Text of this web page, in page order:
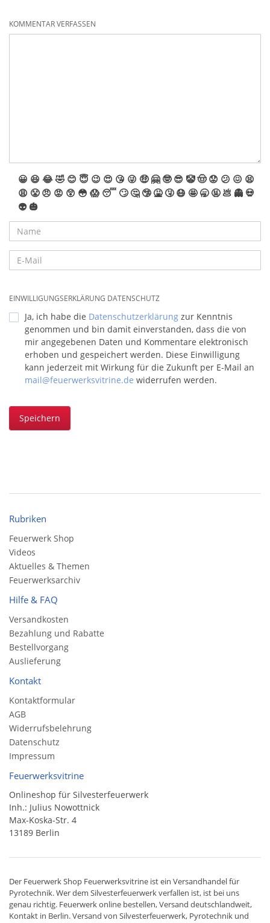
KOMMENTAR VERFASSEN
😀 😆 😂🤣 😊 😇 😉 😍 😘 😜 🤑 🤗 🤓 😎 🤡🤠 😟 😕 😖 😫
😩 😤 😠 😡 😲 😳 😱 😴 🙄 🤔 🤥 🤮 🤧 😷 🤩 🥱 🤬 💩 👻 💀
👽 🎃
EINWILLIGUNGSERKLÄRUNG DATENSCHUTZ
Ja, ich habe die Datenschutzerklärung zur Kenntnis
genommen und bin damit einverstanden, dass die von
mir angegebenen Daten und Kommentare elektronisch
erhoben und gespeichert werden. Diese Einwilligung
kann jederzeit mit Wirkung für die Zukunft per E-Mail an
mail@feuerwerksvitrine.de widerrufen werden.
Speichern
Rubriken
Feuerwerk Shop
Videos
Aktuelles & Themen
Feuerwerksarchiv
Hilfe & FAQ
Versandkosten
Bezahlung und Rabatte
Bestellvorgang
Auslieferung
Kontakt
Kontaktformular
AGB
Widerrufsbelehrung
Datenschutz
Impressum
Feuerwerksvitrine
Onlineshop für Silvesterfeuerwerk
Inh.: Julius Nowottnick
Max-Koska-Str. 4
13189 Berlin
Der Feuerwerk Shop Feuerwerksvitrine ist ein Versandhandelfür
Pyrotechnik. Wer dem Silvesterfeuerwerk verfallen ist, ist bei uns
genau richtig. Feuerwerk online bestellen,Versand deutschlandweit,
Kontakt in Berlin. Versand von Silvesterfeuerwerk, Pyrotechnik und